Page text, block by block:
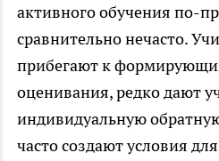
активного обучения по-
сравнительно нечасто.
прибегают к
оценивания, редко дают
индивидуальную
часто создают условия